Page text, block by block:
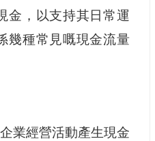
金，以支持其日常運
幾種常見嘅現金流量
業經營活動產生現金